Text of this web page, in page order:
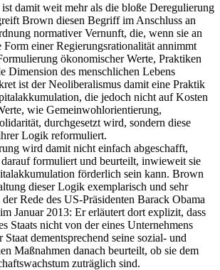
damit weit mehr als die bloße Deregulierung
Brown diesen Begriff im Anschluss an
normativer Vernunft, die, wenn sie an
einer Regierungsrationalität annimmt
ökonomischer Werte, Praktiken
Dimension des menschlichen Lebens
ist der Neoliberalismus damit eine Praktik
die jedoch nicht auf Kosten
wie Gemeinwohlorientierung,
durchgesetzt wird, sondern diese
Logik reformuliert.
wird damit nicht einfach abgeschafft,
formuliert und beurteilt, inwieweit sie
förderlich sein kann. Brown
dieser Logik exemplarisch und sehr
Rede des US-Präsidenten Barack Obama
Januar 2013: Er erläutert dort explizit, dass
Staats nicht von der eines Unternehmens
Staat dementsprechend seine sozial- und
Maßnahmen danach beurteilt, ob sie dem
zuträglich sind.